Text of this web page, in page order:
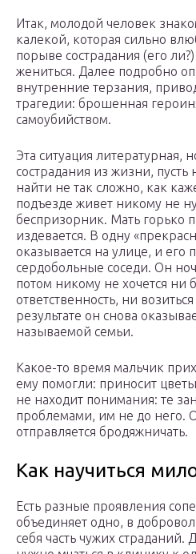
Итак, молодой человек
калекой, которая сильно
порыве сострадания (его
жениться. Далее подробно
внутренние терзания,
трагедии: брошенная
самоубийством.
Эта ситуация литературная,
сострадания из жизни, пусть
найти не так сложно, как
подъезде живет никому не
беспризорник. Мать горько
издевается. В одну
оказывается на улице, и его
сердобольные соседи. Он
потом никому не хочется ни
ответственность, ни
результате он снова
называемой семьи.
Какое-то время мальчик
ему помогли: приносит
не находит понимания: те
проблемами, им не до него.
отправляется бродяжничать.
Как научиться
Есть разные проявления
объединяет одно, в
себя часть чужих страданий.